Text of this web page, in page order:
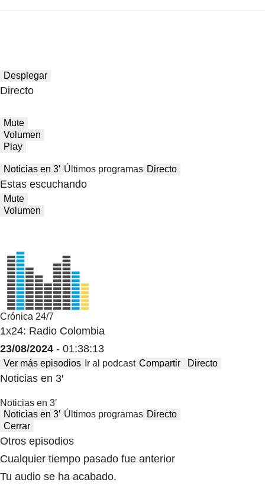
Desplegar
Directo
Mute
Volumen
Play
Noticias en 3′ Últimos programas Directo
Estas escuchando
Mute
Volumen
Crónica 24/7
1x24: Radio Colombia
23/08/2024 - 01:38:13
Ver más episodios Ir al podcast Compartir Directo
Noticias en 3′
Noticias en 3′
Noticias en 3′ Últimos programas Directo
Cerrar
Otros episodios
Cualquier tiempo pasado fue anterior
Tu audio se ha acabado.